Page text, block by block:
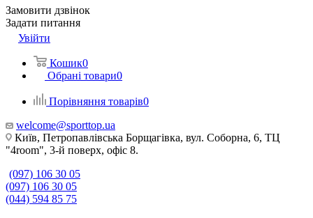
Замовити дзвінок
Задати питання
Увійти
Кошик0
Обрані товари0
Порівняння товарів0
welcome@sporttop.ua
Київ, Петропавлівська Борщагівка, вул. Соборна, 6, ТЦ
"4room", 3-й поверх, офіс 8.
(097) 106 30 05
(097) 106 30 05
(044) 594 85 75